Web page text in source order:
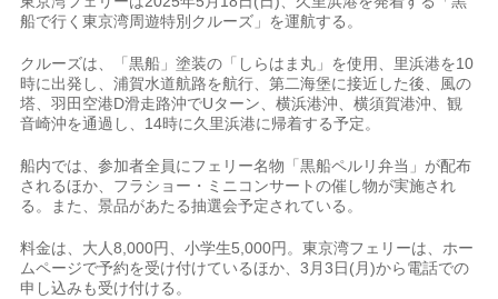
船で行く東京湾周遊特別クルーズ」を運航する。
クルーズは、「黒船」塗装の「しらはま丸」を使用、里浜港を10
時に出発し、浦賀水道航路を航行、第二海堡に接近した後、風の
塔、羽田空港D滑走路沖でUターン、横浜港沖、横須賀港沖、観
音崎沖を通過し、14時に久里浜港に帰着する予定。
船内では、参加者全員にフェリー名物「黒船ペルリ弁当」が配布
されるほか、フラショー・ミニコンサートの催し物が実施され
る。また、景品があたる抽選会予定されている。
料金は、大人8,000円、小学生5,000円。東京湾フェリーは、ホー
ムページで予約を受け付けているほか、3月3日(月)から電話での
申し込みも受け付ける。